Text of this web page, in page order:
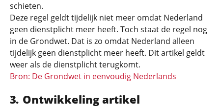
schieten.
Deze regel geldt tijdelijk niet meer omdat Nederland
geen dienstplicht meer heeft. Toch staat de regel nog
in de Grondwet. Dat is zo omdat Nederland alleen
tijdelijk geen dienstplicht meer heeft. Dit artikel geldt
weer als de dienstplicht terugkomt.
Bron: De Grondwet in eenvoudig Nederlands
Ontwikkeling artikel